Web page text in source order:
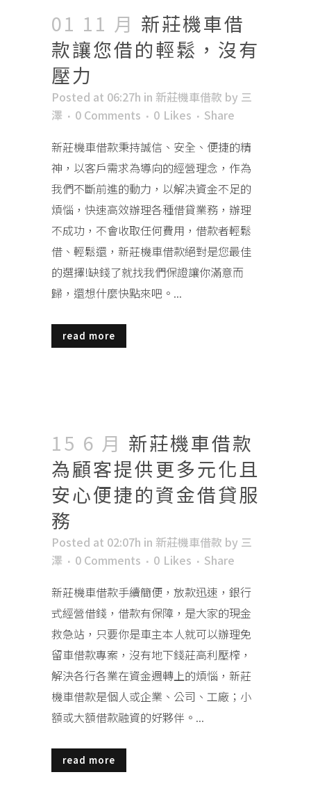
01 11 月 新莊機車借
款讓您借的輕鬆，沒有
壓力
Posted at 06:27h in 新莊機車借款 by 三
澤
0 Comments 0 Likes
Share
新莊機車借款秉持誠信、安全、便捷的精
神，以客戶需求為導向的經營理念，作為
我們不斷前進的動力，以解决資金不足的
煩惱，快速高效辦理各種借貸業務，辦理
不成功，不會收取任何費用，借款者輕鬆
借、輕鬆還，新莊機車借款絕對是您最佳
的選擇!缺錢了就找我們保證讓你滿意而
歸，還想什麼快點來吧。...
read more
15 6 月 新莊機車借款
為顧客提供更多元化且
安心便捷的資金借貸服
務
Posted at 02:07h in 新莊機車借款 by 三
澤
0 Comments 0 Likes
Share
新莊機車借款手續簡便，放款迅速，銀行
式經營借錢，借款有保障，是大家的現金
救急站，只要你是車主本人就可以辦理免
留車借款專案，沒有地下錢莊高利壓榨，
解決各行各業在資金週轉上的煩惱，新莊
機車借款是個人或企業、公司、工廠；小
額或大額借款融資的好夥伴。...
read more